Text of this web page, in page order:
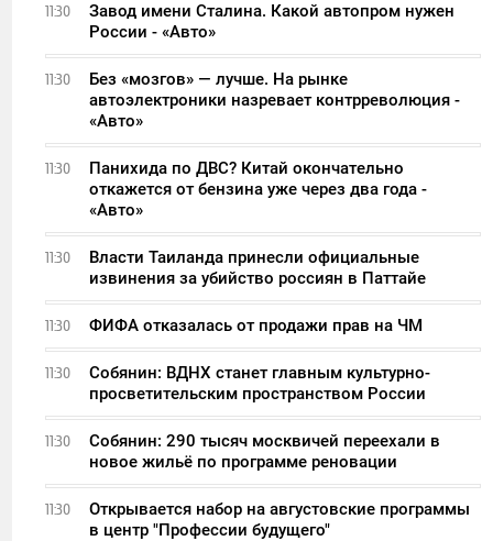
11:30
Завод имени Сталина. Какой автопром нужен
России - «Авто»
11:30
Без «мозгов» — лучше. На рынке
автоэлектроники назревает контрреволюция -
«Авто»
11:30
Панихида по ДВС? Китай окончательно
откажется от бензина уже через два года -
«Авто»
11:30
Власти Таиланда принесли официальные
извинения за убийство россиян в Паттайе
11:30 ФИФА отказалась от продажи прав на ЧМ
11:30
Собянин: ВДНХ станет главным культурно-
просветительским пространством России
11:30
Собянин: 290 тысяч москвичей переехали в
новое жильё по программе реновации
11:30
Открывается набор на августовские программы
в центр "Профессии будущего"